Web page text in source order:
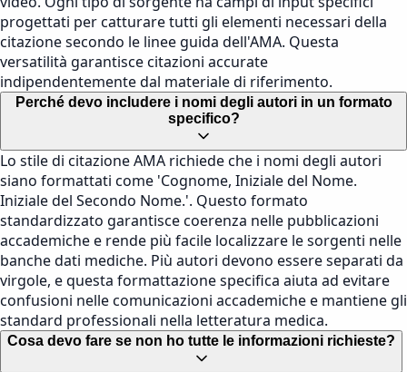
progettati per catturare tutti gli elementi necessari della
citazione secondo le linee guida dell'AMA. Questa
versatilità garantisce citazioni accurate
indipendentemente dal materiale di riferimento.
Perché devo includere i nomi degli autori in un formato
specifico?
Lo stile di citazione AMA richiede che i nomi degli autori
siano formattati come 'Cognome, Iniziale del Nome.
Iniziale del Secondo Nome.'. Questo formato
standardizzato garantisce coerenza nelle pubblicazioni
accademiche e rende più facile localizzare le sorgenti nelle
banche dati mediche. Più autori devono essere separati da
virgole, e questa formattazione specifica aiuta ad evitare
confusioni nelle comunicazioni accademiche e mantiene gli
standard professionali nella letteratura medica.
Cosa devo fare se non ho tutte le informazioni richieste?